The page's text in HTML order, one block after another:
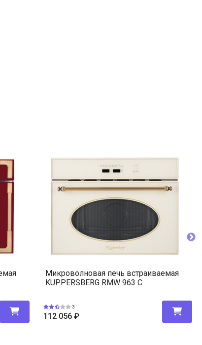
Микроволновая печь встраиваемая
KUPPERSBERG RMW 963 C
3
112 056 ₽